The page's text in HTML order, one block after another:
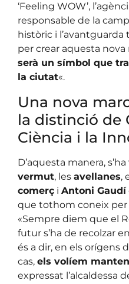
‘Feeling WOW’,
responsable de la
històric i
per crear aquesta nova
serà un símbol que
la ciutat«.
Una nova
la distinció de
Ciència i la
D’aquesta manera,
vermut, les avellanes,
comerç i Antoni Gaudí
que tothom coneix per
«Sempre diem que el
futur s’ha de recolzar
és a dir, en els orígens
cas, els volíem
expressat l’alcaldessa